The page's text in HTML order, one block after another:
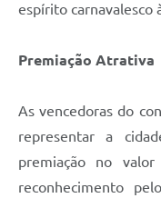
espírito carnavalesco
Premiação Atrativa
As vencedoras do
representar a
premiação no
reconhecimento